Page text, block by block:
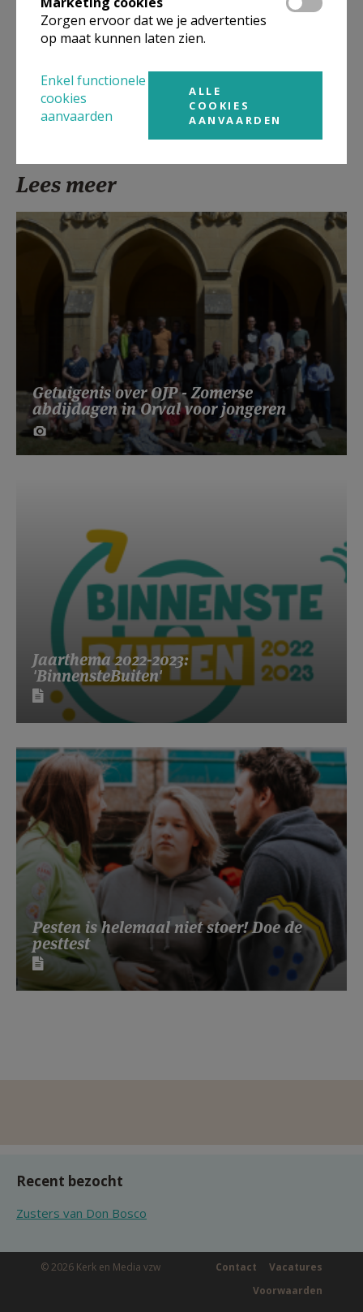
Deel dit artikel
Lees meer
Getuigenis over OJP - Zomerse
abdijdagen in Orval voor jongeren
Jaarthema 2022-2023:
'BinnensteBuiten'
Pesten is helemaal niet stoer! Doe de
pesttest
Recent bezocht
Zusters van Don Bosco
© 2026 Kerk en Media vzw Vacatures
Contact
Voorwaarden
Zorgen ervoor dat we je advertenties
op maat kunnen laten zien.
Enkel functionele
cookies
aanvaarden
ALLE
COOKIES
AANVAARDEN